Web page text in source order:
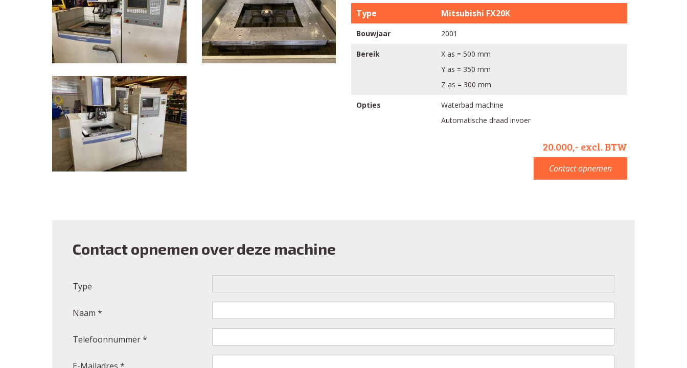
Type Mitsubishi FX20K
Bouwjaar 2001
Bereik
X as = 500 mm
Y as = 350 mm
Z as = 300 mm
Opties
Waterbad machine
Automatische draad invoer
20.000,- excl. BTW
Contact opnemen
Contact opnemen over deze machine
Type
Naam *
Telefoonnummer *